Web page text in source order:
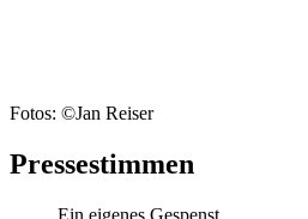
Fotos: ©Jan Reiser
Pressestimmen
Ein eigenes Gespenst